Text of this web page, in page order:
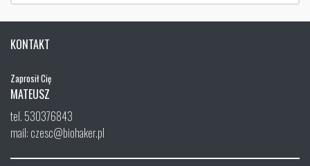
KONTAKT
Zaprosił Cię
MATEUSZ
tel. 530376843
mail: czesc@biohaker.pl